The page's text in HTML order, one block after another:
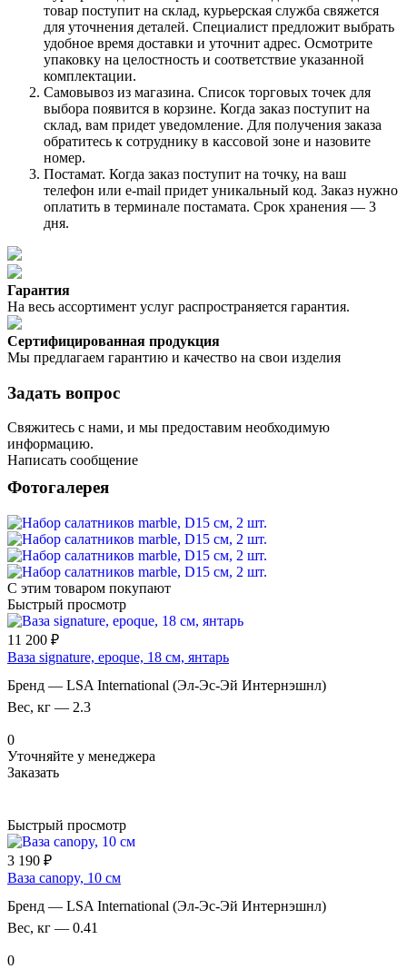
товар поступит на склад, курьерская служба свяжется
для уточнения деталей. Специалист предложит выбрать
удобное время доставки и уточнит адрес. Осмотрите
упаковку на целостность и соответствие указанной
комплектации.
Самовывоз из магазина. Список торговых точек для
выбора появится в корзине. Когда заказ поступит на
склад, вам придет уведомление. Для получения заказа
обратитесь к сотруднику в кассовой зоне и назовите
номер.
Постамат. Когда заказ поступит на точку, на ваш
телефон или e-mail придет уникальный код. Заказ нужно
оплатить в терминале постамата. Срок хранения — 3
дня.
Гарантия
На весь ассортимент услуг распространяется гарантия.
Сертифицированная продукция
Мы предлагаем гарантию и качество на свои изделия
Задать вопрос
Свяжитесь с нами, и мы предоставим необходимую
информацию.
Написать сообщение
Фотогалерея
С этим товаром покупают
Быстрый просмотр
11 200 ₽
Ваза signature, epoque, 18 см, янтарь
Бренд — LSA International (Эл-Эс-Эй Интернэшнл)
Вес, кг — 2.3
0
Уточняйте у менеджера
Заказать
Быстрый просмотр
3 190 ₽
Ваза canopy, 10 см
Бренд — LSA International (Эл-Эс-Эй Интернэшнл)
Вес, кг — 0.41
0